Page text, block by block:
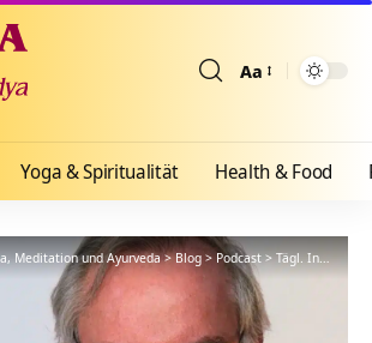
Aa
Yoga & Spiritualität Health & Food
Meditation und Ayurveda>Blog>Podcast>Tägl. Inspiration